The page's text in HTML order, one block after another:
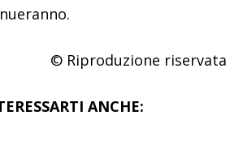
© Riproduzione riservata
ANCHE: